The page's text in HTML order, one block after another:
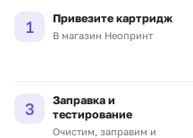
1 Привезите картридж
В магазин Неопринт
3
Заправка и
тестирование
Очистим, заправим и